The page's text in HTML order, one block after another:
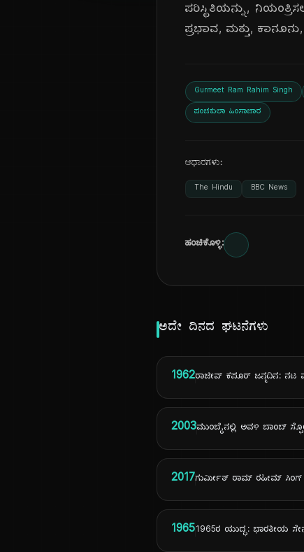
ಪರಿಸ್ಥಿತಿಯನ್ನು,
ಪ್ರಭಾವ, ಮತ್ತು,
Gurmeet Ram Rahim Singh
ಪಂಚಕುಲಾ ಹಿಂಸಾಚಾರ
ಆಧಾರಗಳು:
The Hindu BBC News
ಹಂಚಿಕೊಳ್ಳಿ:
ಅದೇ ದಿನದ ಘಟನೆಗಳು
1962ರಾಜೀವ್ ಕಪೂರ್ ಜನ್ಮದಿನ: ನಟ
2003ಮುಂಬೈನಲ್ಲಿ ಅವಳಿ ಬಾಂಬ್
2017ಗುರ್ಮೀತ್ ರಾಮ್ ರಹೀಮ್ ಸಿಂಗ್
19651965ರ ಯುದ್ಧ: ಭಾರತೀಯ